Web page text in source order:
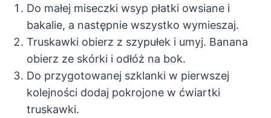
Do małej miseczki wsyp płatki owsiane i
bakalie, a następnie wszystko wymieszaj.
Truskawki obierz z szypułek i umyj. Banana
obierz ze skórki i odłóż na bok.
Do przygotowanej szklanki w pierwszej
kolejności dodaj pokrojone w ćwiartki
truskawki.